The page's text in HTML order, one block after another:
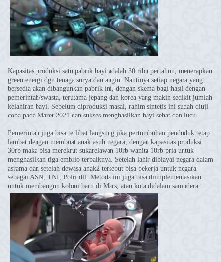
Kapasitas produksi satu pabrik bayi adalah 30 ribu pertahun, menerapkan
green energi dgn tenaga surya dan angin. Nantinya setiap negara yang
bersedia akan dibangunkan pabrik ini, dengan skema bagi hasil dengan
pemerintah/swasta, terutama jepang dan korea yang makin sedikit jumlah
kelahiran bayi. Sebelum diproduksi masal, rahim sintetis ini sudah diuji
coba pada Maret 2021 dan sukses menghasilkan bayi sehat dan lucu.
Pemerintah juga bisa terlibat langsung jika pertumbuhan penduduk tetap
lambat dengan membuat anak asuh negara, dengan kapasitas produksi
30rb maka bisa merekrut sukarelawan 10rb wanita 10rb pria untuk
menghasilkan tiga embrio terbaiknya. Setelah lahir dibiayai negara dalam
asrama dan setelah dewasa anak2 tersebut bisa bekerja untuk negara
sebagai ASN, TNI, Polri dll. Metoda ini juga bisa diimplementasikan
untuk membangun koloni baru di Mars, atau kota didalam samudera.